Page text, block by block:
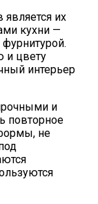
их
кухни —
и цвету
интерьер
и
повторное
не